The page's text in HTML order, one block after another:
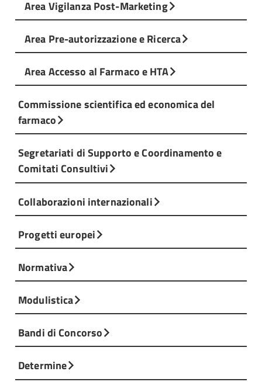
Area Vigilanza Post-Marketing
Area Pre-autorizzazione e Ricerca
Area Accesso al Farmaco e HTA
Commissione scientifica ed economica del
farmaco
Segretariati di Supporto e Coordinamento e
Comitati Consultivi
Collaborazioni internazionali
Progetti europei
Normativa
Modulistica
Bandi di Concorso
Determine